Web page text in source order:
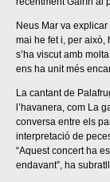
Neus Mar va explicar
mai he fet i, per això,
s’ha viscut amb
ens ha unit més
La cantant de
l’havanera, com La
conversa entre els
interpretació de
“Aquest concert ha
endavant”, ha